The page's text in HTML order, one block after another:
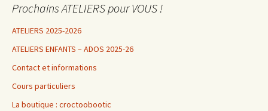
Prochains ATELIERS pour VOUS !
ATELIERS 2025-2026
ATELIERS ENFANTS – ADOS 2025-26
Contact et informations
Cours particuliers
La boutique : croctoobootic